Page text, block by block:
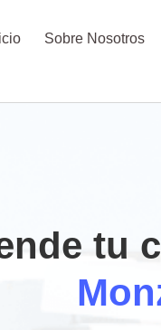
Sobre Nosotros
tu